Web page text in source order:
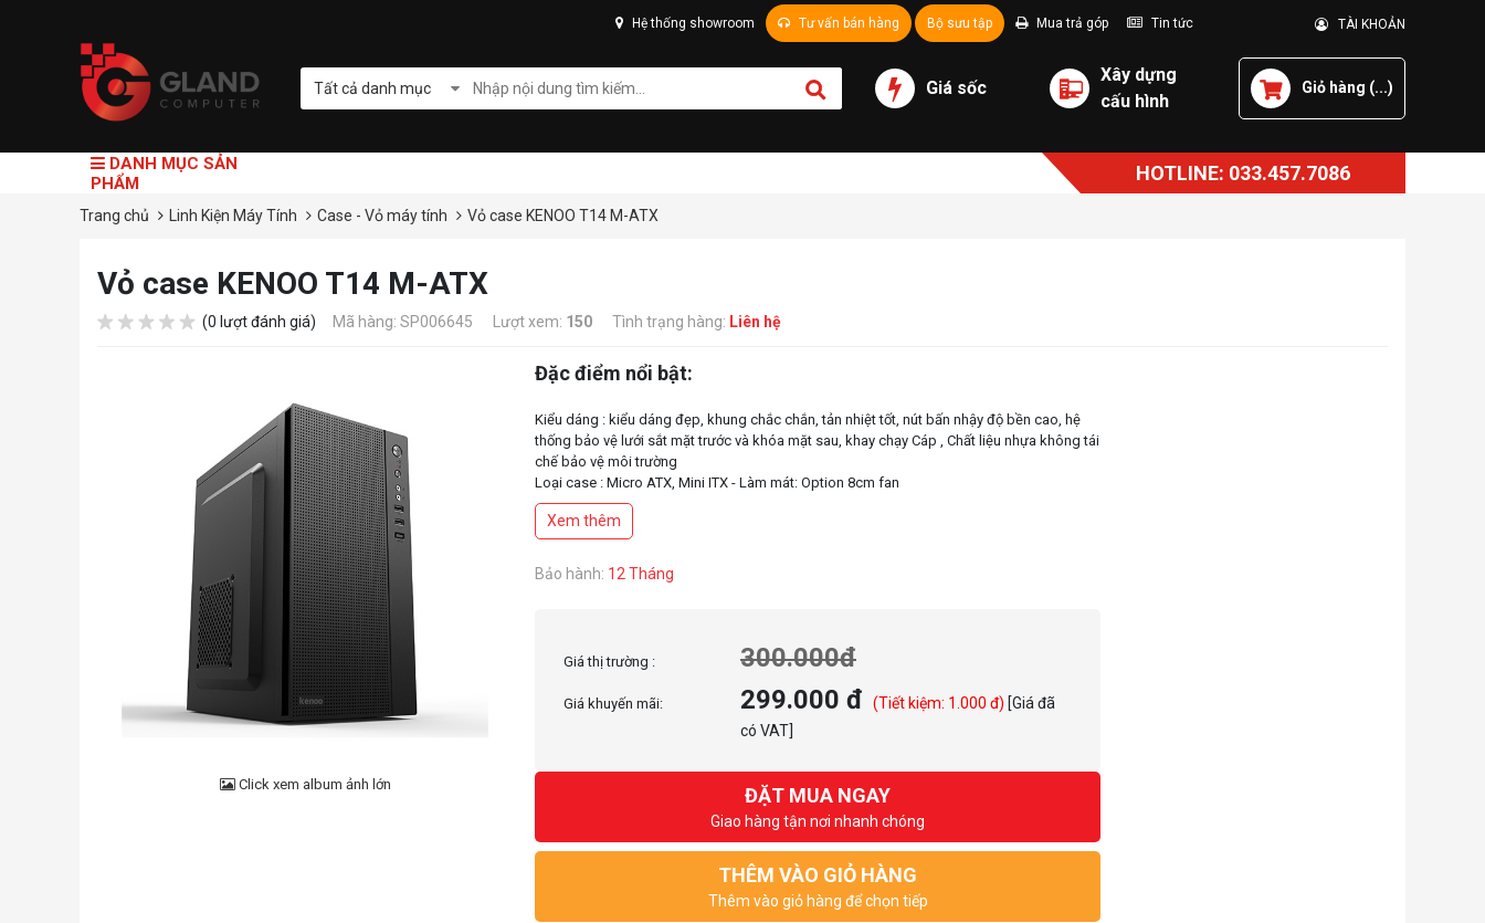
Hệ thống showroom Tư vấn bán hàng Bộ sưu tập Mua trả góp Tin tức TÀI KHOẢN
Tất cả danh mục Giá sốc
Xây dựng
cấu hình
Giỏ hàng (...)
DANH MỤC SẢN
PHẨM
HOTLINE: 033.457.7086
Trang chủ Linh Kiện Máy Tính Case - Vỏ máy tính Vỏ case KENOO T14 M-ATX
Vỏ case KENOO T14 M-ATX
(0 lượt đánh giá) Mã hàng: SP006645 Lượt xem: 150 Tình trạng hàng: Liên hệ
Click xem album ảnh lớn
Đặc điểm nổi bật:
Kiểu dáng : kiểu dáng đẹp, khung chắc chắn, tản nhiệt tốt, nút bấn nhậy độ bền cao, hệ
thống bảo vệ lưới sắt mặt trước và khóa mặt sau, khay chạy Cáp , Chất liệu nhựa không tái
chế bảo vệ môi trường
Loại case : Micro ATX, Mini ITX - Làm mát: Option 8cm fan
Chất liệu: Thép mạ SECC cách điện, nhiệt + Mặt Nhựa (ABS) + Lưới sắt chống trộm - Màu:
Xem thêm
Bảo hành: 12 Tháng
Giá thị trường : 300.000đ
Giá khuyến mãi: 299.000 đ (Tiết kiệm: 1.000 đ) [Giá đã
có VAT]
ĐẶT MUA NGAY
Giao hàng tận nơi nhanh chóng
THÊM VÀO GIỎ HÀNG
Thêm vào giỏ hàng để chọn tiếp